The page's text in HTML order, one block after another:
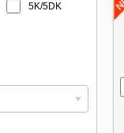
5K/5DK